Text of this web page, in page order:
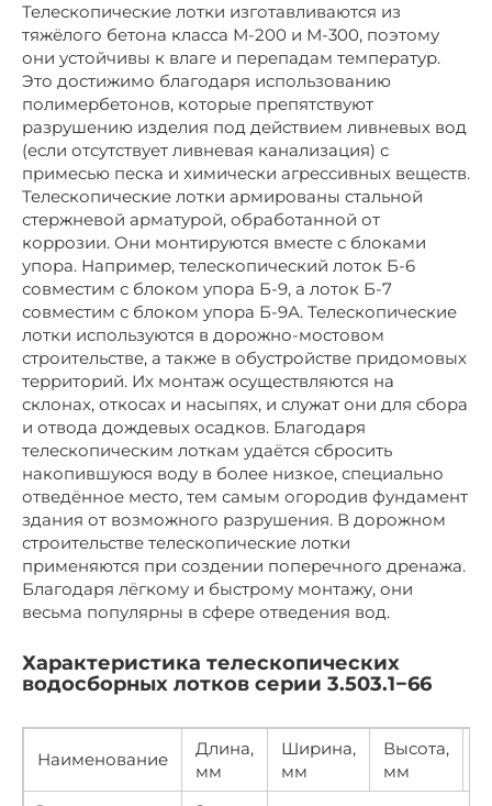
Телескопические лотки изготавливаются из
тяжёлого бетона класса М-200 и М-300, поэтому
они устойчивы к влаге и перепадам температур.
Это достижимо благодаря использованию
полимербетонов, которые препятствуют
разрушению изделия под действием ливневых вод
(если отсутствует ливневая канализация) с
примесью песка и химически агрессивных веществ.
Телескопические лотки армированы стальной
стержневой арматурой, обработанной от
коррозии. Они монтируются вместе с блоками
упора. Например, телескопический лоток Б-6
совместим с блоком упора Б-9, а лоток Б-7
совместим с блоком упора Б-9А. Телескопические
лотки используются в дорожно-мостовом
строительстве, а также в обустройстве придомовых
территорий. Их монтаж осуществляются на
склонах, откосах и насыпях, и служат они для сбора
и отвода дождевых осадков. Благодаря
телескопическим лоткам удаётся сбросить
накопившуюся воду в более низкое, специально
отведённое место, тем самым огородив фундамент
здания от возможного разрушения. В дорожном
строительстве телескопические лотки
применяются при создении поперечного дренажа.
Благодаря лёгкому и быстрому монтажу, они
весьма популярны в сфере отведения вод.
Характеристика телескопических
водосборных лотков серии 3.503.1−66
Наименование
Длина,
мм
Ширина,
мм
Высота,
мм